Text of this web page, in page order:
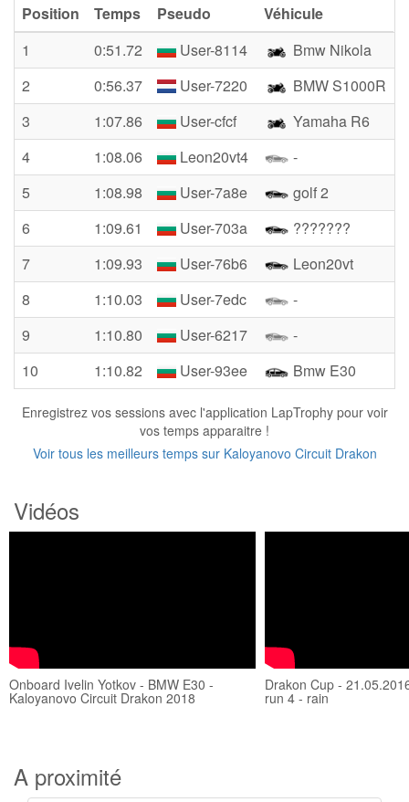
Position Temps Pseudo
Véhicule
1
0:51.72 User-8114
Bmw Nikola
2
0:56.37 User-7220
BMW S1000R
3
1:07.86 User-cfcf
Yamaha R6
4
1:08.06 Leon20vt4
-
5
1:08.98 User-7a8e
golf 2
6
1:09.61 User-703a
???????
7
1:09.93 User-76b6
Leon20vt
8
1:10.03 User-7edc
-
9
1:10.80 User-6217
-
10
1:10.82 User-93ee Bmw E30
Enregistrez vos sessions avec l'application LapTrophy pour voir
vos temps apparaitre !
Voir tous les meilleurs temps sur Kaloyanovo Circuit Drakon
Vidéos
Onboard Ivelin Yotkov - BMW E30 -
Kaloyanovo Circuit Drakon 2018
Drakon Cup -
run 4 - rain
A proximité